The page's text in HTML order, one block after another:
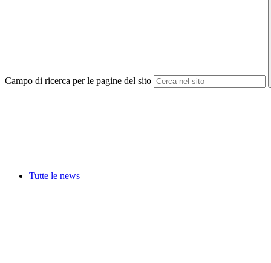
Campo di ricerca per le pagine del sito
Tutte le news